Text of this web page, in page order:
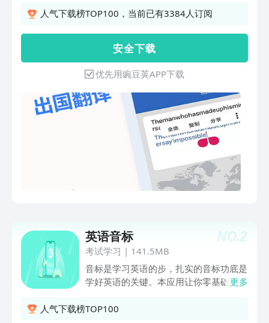
用户在出国旅游、商务洽谈、学习交流等
应用以其精准、高效、便捷的翻译服务，
旨在成为您随身携带的多语种沟通助手。
核心功能亮点：1、多国语言即时翻译：
支持包括但不限于英语、中文、法语、德
语、西班牙语、日语、韩语、俄语、阿拉
伯语等在内的上百种语言互译，覆盖全球
主要国家和地区，满足您在全球任何角落
的语言交流需求。2、文本翻译与语音输
入：无论是手动输入文字还是直接通过语
音输入，我们的App都能迅速给出准确的
翻译结果。语音输入功能特别适用于紧急
对话翻译，让您在与外国友人交流时，如
同拥有了一位私人翻译官，实现流畅无阻
的对话体验。4、图片翻译：遇到菜单、
路标、说明书等文字信息时，只需拍照上
传，App即可自动识别并翻译图片中的文
字内容，让视觉信息瞬间转化为可理解的
人气下载榜TOP100，当前已有3384人订阅
安 全 下 载
优先用豌豆荚APP下载
NO.2
英语音标
考试学习 | 141.5MB
音标是学习英语的步，扎实的音标功底是
学好英语的关键。本应用让你零基础由浅
矫正你的发音。功能包括：•48个英语音
更多
人气下载榜TOP100